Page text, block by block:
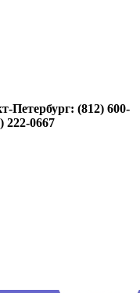
Петербург: (812) 600-
222-0667